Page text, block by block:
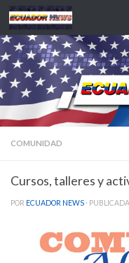
Saltar al contenido
COMUNIDAD
Cursos, talleres y
POR ECUADOR NEWS · PUBLICADA